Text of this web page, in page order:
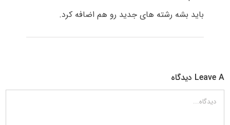
باید بشه رشته های جدید رو هم اضافه کرد.
Leave A دیدگاه
دیدگاه